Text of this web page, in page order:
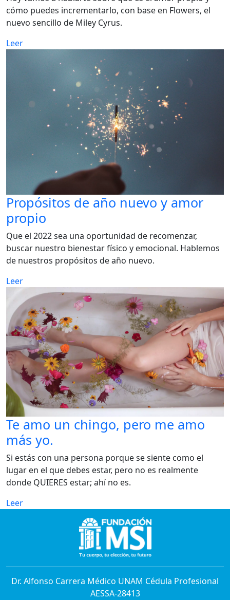
cómo puedes incrementarlo, con base en Flowers, el
nuevo sencillo de Miley Cyrus.
Leer
Propósitos de año nuevo y amor
propio
Que el 2022 sea una oportunidad de recomenzar,
buscar nuestro bienestar físico y emocional. Hablemos
de nuestros propósitos de año nuevo.
Leer
Te amo un chingo, pero me amo
más yo.
Si estás con una persona porque se siente como el
lugar en el que debes estar, pero no es realmente
donde QUIERES estar; ahí no es.
Leer
Dr. Alfonso Carrera Médico UNAM Cédula Profesional
AESSA-28413